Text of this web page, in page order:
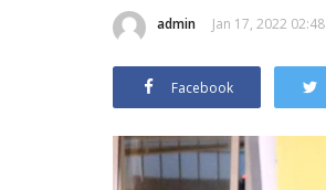
admin Jan 17, 2022 02:48
Facebook